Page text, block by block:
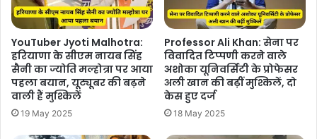
YouTuber Jyoti Malhotra:
हरियाणा के सीएम नायब सिंह
सैनी का ज्योति मल्होत्रा ​​पर आया
पहला बयान, यूट्यूबर की बढ़ने
वाली हैं मुश्किलें
19 May 2025
Professor Ali Khan: सेना पर
विवादित टिप्पणी करने वाले
अशोका यूनिवर्सिटी के प्रोफेसर
अली खान की बढ़ीं मुश्किलें, दो
केस हुए दर्ज
18 May 2025